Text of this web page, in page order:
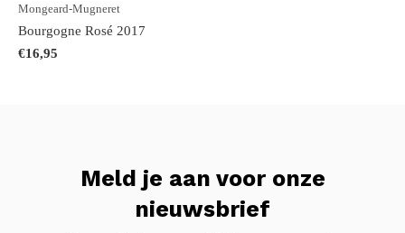
Mongeard-Mugneret
Bourgogne Rosé 2017
€16,95
Meld je aan voor onze
nieuwsbrief